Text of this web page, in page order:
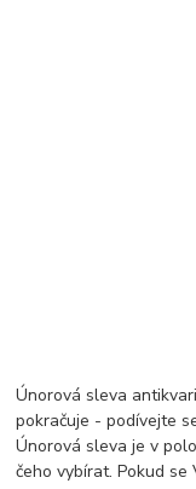
Únorová sleva
pokračuje - podívejte
Únorová sleva je v
čeho vybírat. Pokud